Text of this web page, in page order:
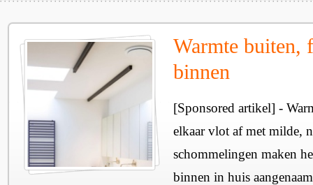
Warmte buiten,
binnen
[Sponsored artikel] -
elkaar vlot af met milde,
schommelingen maken
binnen in huis